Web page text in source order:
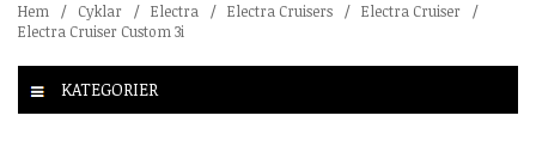
Hem / Cyklar / Electra / Electra Cruisers / Electra Cruiser
/
Electra Cruiser Custom 3i
KATEGORIER